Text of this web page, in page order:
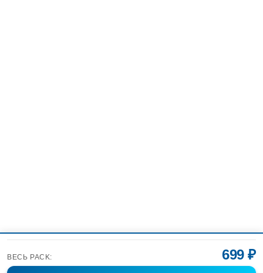
ВЕСЬ PACK: 699 ₽